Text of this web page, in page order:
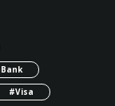
#Visa